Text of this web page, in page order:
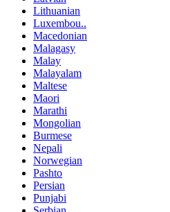
Lithuanian
Luxembou..
Macedonian
Malagasy
Malay
Malayalam
Maltese
Maori
Marathi
Mongolian
Burmese
Nepali
Norwegian
Pashto
Persian
Punjabi